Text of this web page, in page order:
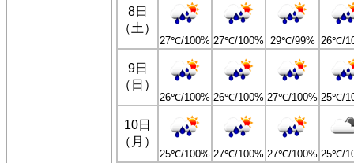
8日
（土）
27℃/100% 27℃/100% 29℃/99% 26℃/
9日
（日）
26℃/100% 26℃/100% 27℃/100% 25℃/
10日
（月）
25℃/100% 27℃/100% 27℃/100% 25℃/